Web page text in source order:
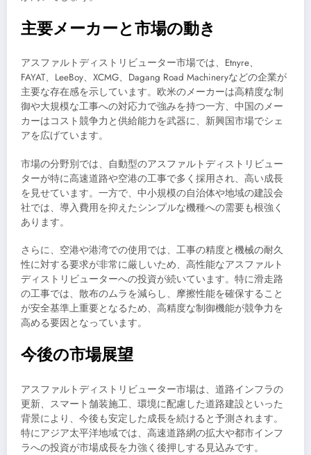
主要メーカーと市場の動き
アスファルトディストリビューター市場では、Etnyre、
FAYAT、LeeBoy、XCMG、Dagang Road Machineryなどの企業が
主要な存在感を示しています。欧米のメーカーは高精度な制
御や大規模な工事への対応力で強みを持つ一方、中国のメー
カーはコスト競争力と供給能力を武器に、新興国市場でシェ
アを広げています。
市場の分野別では、自動型のアスファルトディストリビュー
ターが特に高速道路や空港の工事で多く採用され、高い成長
を見せています。一方で、中小規模の自治体や地域の建設会
社では、導入費用を抑えたシンプルな機種への需要も根強く
あります。
さらに、空港や港湾での使用では、工事の精度と機械の耐久
性に対する要求が非常に厳しいため、高性能なアスファルト
ディストリビューターへの投資が続いています。特に滑走路
の工事では、散布のムラを減らし、摩擦性能を確保すること
が安全基準上重要となるため、高精度な制御機能が競争力を
高める要因となっています。
今後の市場展望
アスファルトディストリビューター市場は、道路インフラの
更新、スマート舗装施工、環境に配慮した道路建設といった
背景により、今後も安定した成長を続けると予測されます。
特にアジア太平洋地域では、高速道路網の拡大や都市インフ
ラへの投資が市場成長を力強く後押しする見込みです。